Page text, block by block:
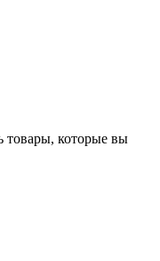
товары, которые вы